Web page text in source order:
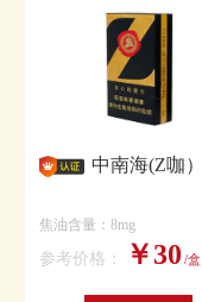
中南海(Z咖）
焦油含量：8mg
参考价格： ￥30 /盒